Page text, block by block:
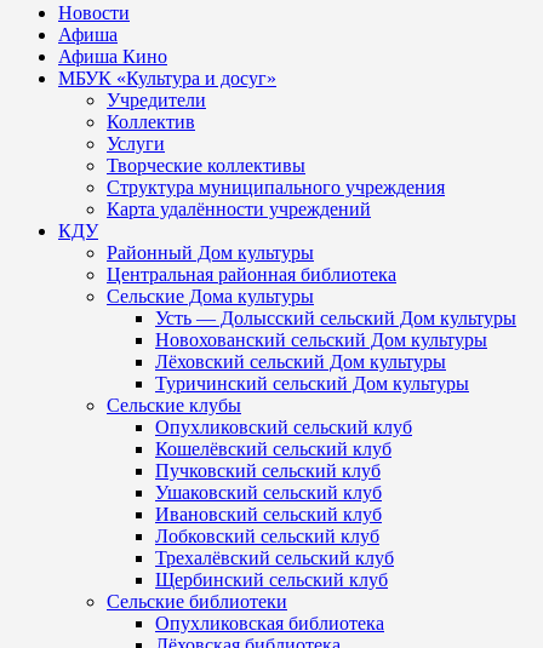
Новости
Афиша
Афиша Кино
МБУК «Культура и досуг»
Учредители
Коллектив
Услуги
Творческие коллективы
Структура муниципального учреждения
Карта удалённости учреждений
КДУ
Районный Дом культуры
Центральная районная библиотека
Сельские Дома культуры
Усть — Долысский сельский Дом культуры
Новохованский сельский Дом культуры
Лёховский сельский Дом культуры
Туричинский сельский Дом культуры
Сельские клубы
Опухликовский сельский клуб
Кошелёвский сельский клуб
Пучковский сельский клуб
Ушаковский сельский клуб
Ивановский сельский клуб
Лобковский сельский клуб
Трехалёвский сельский клуб
Щербинский сельский клуб
Сельские библиотеки
Опухликовская библиотека